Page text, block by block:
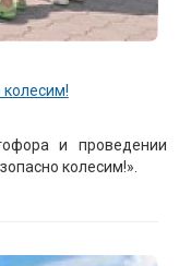
и проведении
колесим!».